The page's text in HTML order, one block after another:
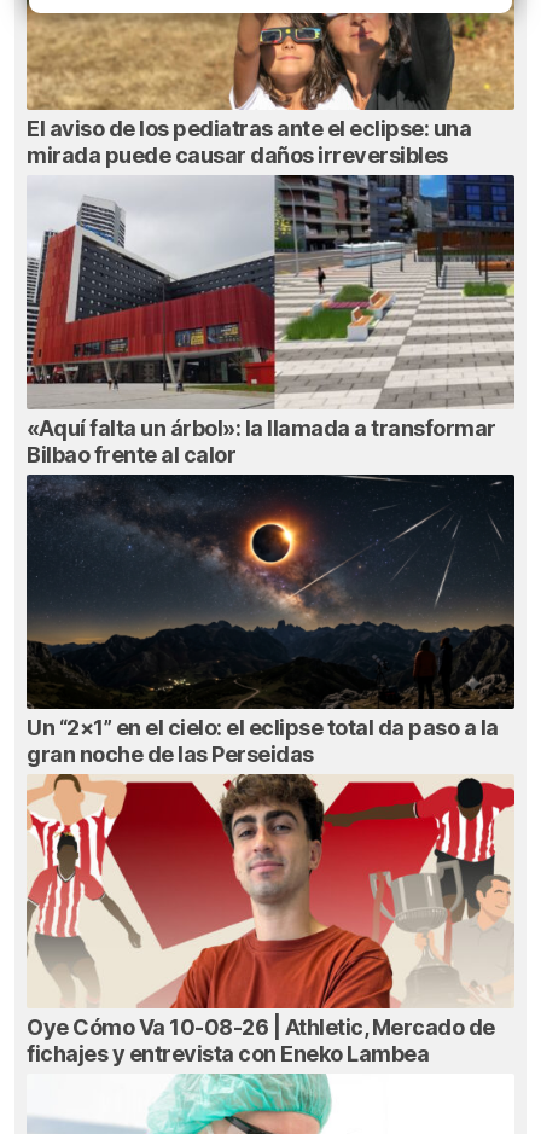
El aviso de los pediatras ante el eclipse: una
mirada puede causar daños irreversibles
«Aquí falta un árbol»: la llamada a transformar
Bilbao frente al calor
Un “2×1” en el cielo: el eclipse total da paso a la
gran noche de las Perseidas
Oye Cómo Va 10-08-26 | Athletic, Mercado de
fichajes y entrevista con Eneko Lambea